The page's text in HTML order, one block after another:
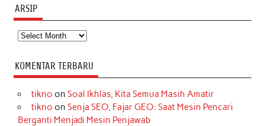
ARSIP
Arsip
KOMENTAR TERBARU
tikno on Soal Ikhlas, Kita Semua Masih Amatir
tikno on Senja SEO, Fajar GEO: Saat Mesin Pencari
Berganti Menjadi Mesin Penjawab